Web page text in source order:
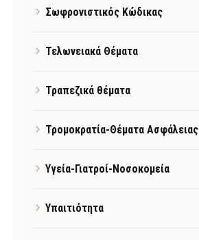
Σωφρονιστικός Κώδικας
Τελωνειακά Θέματα
Τραπεζικά θέματα
Τρομοκρατία-Θέματα Ασφάλειας
Υγεία-Γιατροί-Νοσοκομεία
Υπαιτιότητα